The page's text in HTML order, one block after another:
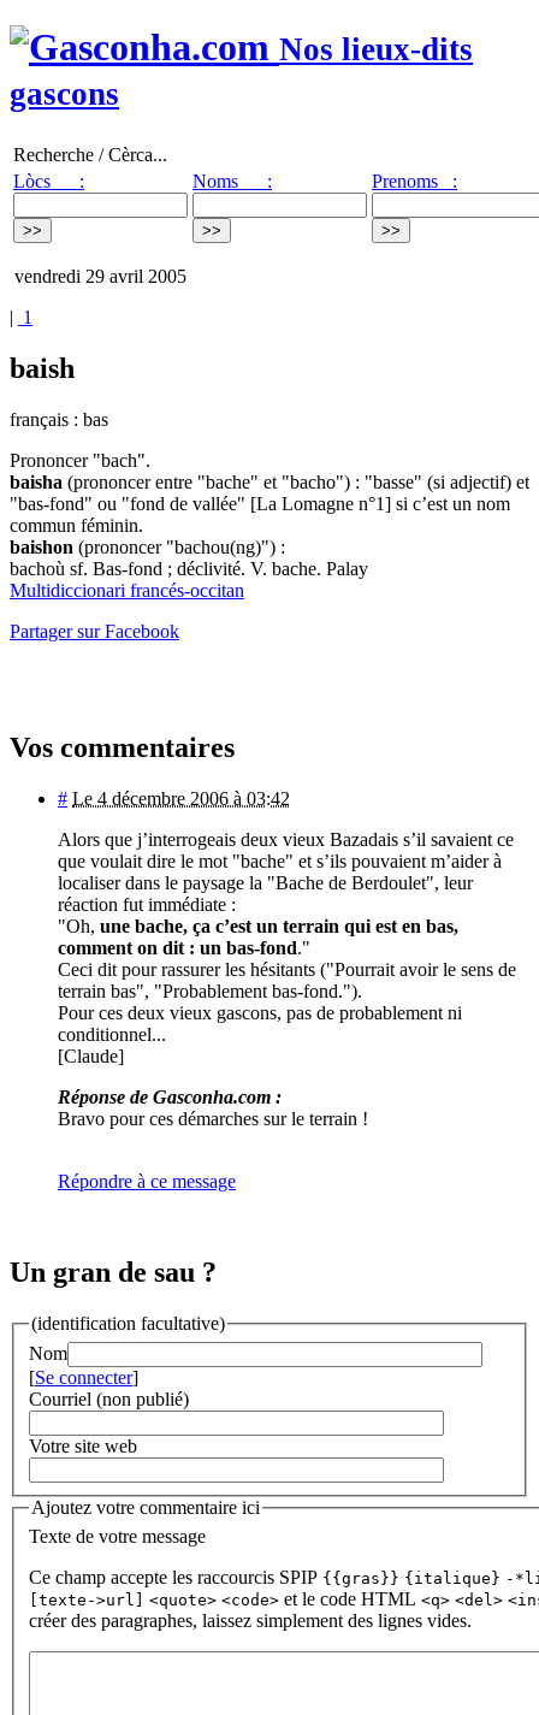
Nos lieux-dits
gascons
Recherche / Cèrca...
Lòcs :
Noms : Prenoms :
vendredi 29 avril 2005
| 1
baish
français : bas
Prononcer "bach".
baisha (prononcer entre "bache" et "bacho") : "basse" (si adjectif) et
"bas-fond" ou "fond de vallée" [La Lomagne n°1] si c’est un nom
commun féminin.
baishon (prononcer "bachou(ng)") :
bachoù sf. Bas-fond ; déclivité. V. bache. Palay
Multidiccionari francés-occitan
Partager sur Facebook
Vos commentaires
# Le 4 décembre 2006 à 03:42
Alors que j’interrogeais deux vieux Bazadais s’il savaient ce
que voulait dire le mot "bache" et s’ils pouvaient m’aider à
localiser dans le paysage la "Bache de Berdoulet", leur
réaction fut immédiate :
"Oh, une bache, ça c’est un terrain qui est en bas,
comment on dit : un bas-fond."
Ceci dit pour rassurer les hésitants ("Pourrait avoir le sens de
terrain bas", "Probablement bas-fond.").
Pour ces deux vieux gascons, pas de probablement ni
conditionnel...
[Claude]
Réponse de Gasconha.com :
Bravo pour ces démarches sur le terrain !
Répondre à ce message
Un gran de sau ?
(identification facultative)
Nom
[Se connecter]
Courriel (non publié)
Votre site web
Ajoutez votre commentaire ici
Texte de votre message
Ce champ accepte les raccourcis SPIP {{gras}} {italique} -
[texte->url] <quote> <code> et le code HTML <q> <del>
créer des paragraphes, laissez simplement des lignes vides.